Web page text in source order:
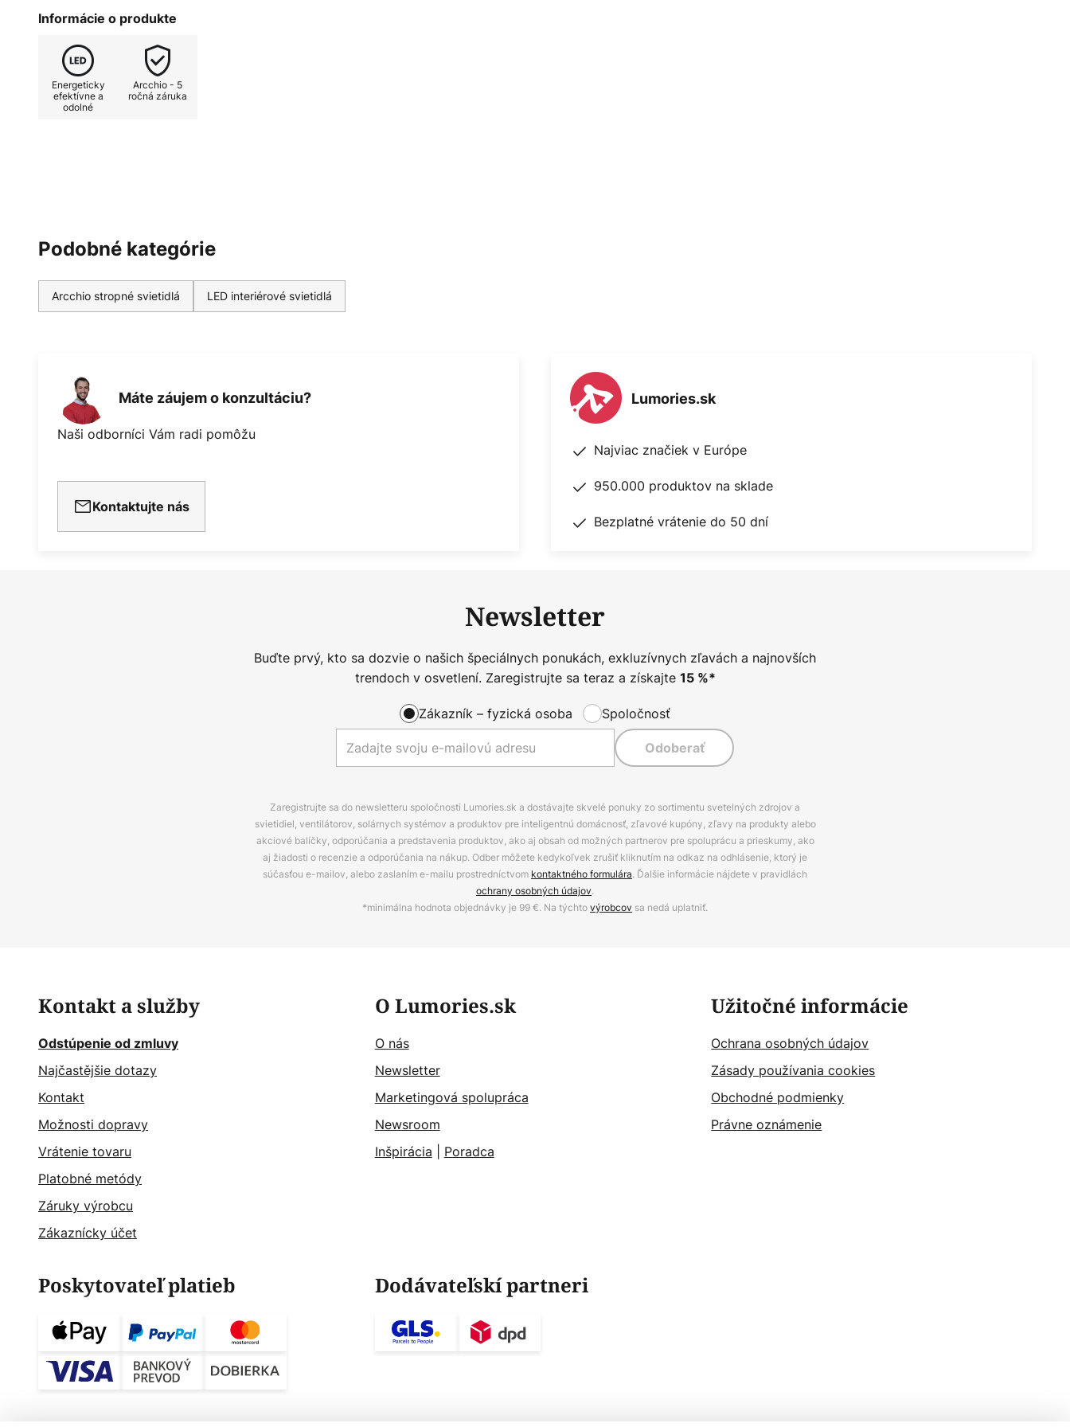
nespočetnými štýlmi nábytku - predradník je súčasťou balenia
Informácie o produkte
Energeticky
efektívne a
odolné
Arcchio - 5
ročná záruka
Podobné kategórie
Arcchio stropné svietidlá LED interiérové svietidlá
Máte záujem o konzultáciu?
Naši odborníci Vám radi pomôžu
Kontaktujte nás
Lumories.sk
Najviac značiek v Európe
950.000 produktov na sklade
Bezplatné vrátenie do 50 dní
Newsletter
Buďte prvý, kto sa dozvie o našich špeciálnych ponukách, exkluzívnych zľavách a najnovších
trendoch v osvetlení. Zaregistrujte sa teraz a získajte 15%*
Zákazník – fyzická osoba Spoločnosť
Odoberať
Zaregistrujte sa do newsletteru spoločnosti Lumories.sk a dostávajte skvelé ponuky zo sortimentu svetelných zdrojov a
svietidiel, ventilátorov, solárnych systémov a produktov pre inteligentnú domácnosť, zľavové kupóny, zľavy na produkty alebo
akciové balíčky, odporúčania a predstavenia produktov, ako aj obsah od možných partnerov pre spoluprácu a prieskumy, ako
aj žiadosti o recenzie a odporúčania na nákup. Odber môžete kedykoľvek zrušiť kliknutím na odkaz na odhlásenie, ktorý je
súčasťou e-mailov, alebo zaslaním e-mailu prostredníctvom kontaktného formulára. Ďalšie informácie nájdete v pravidlách
ochrany osobných údajov.
*minimálna hodnota objednávky je 99 €. Na týchtovýrobcov sa nedá uplatniť.
Kontakt a služby
Odstúpenie od zmluvy
Najčastějšie dotazy
Kontakt
Možnosti dopravy
Vrátenie tovaru
Platobné metódy
Záruky výrobcu
Zákaznícky účet
O Lumories.sk
O nás
Newsletter
Marketingová spolupráca
Newsroom
Inšpirácia
Poradca
Užitočné informácie
Ochrana osobných údajov
Zásady používania cookies
Obchodné podmienky
Právne oznámenie
Poskytovateľ platieb Dodávateľskí partneri